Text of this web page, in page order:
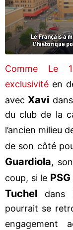
Comme Le
exclusivité en
avecXavi
du club de la
l’ancien milieu
de son côté
Guardiola,
coup, si le PSG
Tuchel dans
pourrait se
engagement